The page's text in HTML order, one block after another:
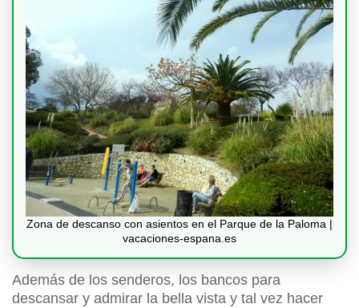
Zona de descanso con asientos en el Parque de la Paloma |
vacaciones-espana.es
Además de los senderos, los bancos para
descansar y admirar la bella vista y tal vez hacer